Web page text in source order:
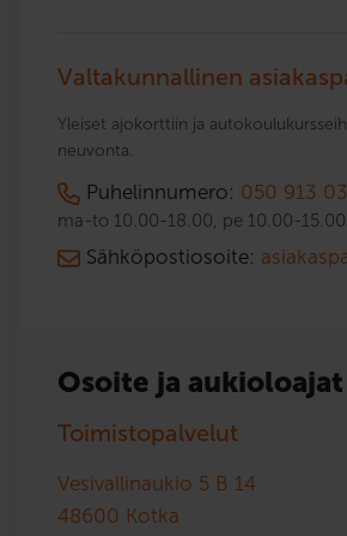
Valtakunnallinen
Yleiset ajokorttiin ja
neuvonta.
Puhelinnumero: 050 913
ma-to 10.00-18.00, pe 10.00-15.00
Sähköpostiosoite:
Osoite ja aukioloajat
Toimistopalvelut
Vesivallinaukio 5 B 14
48600 Kotka